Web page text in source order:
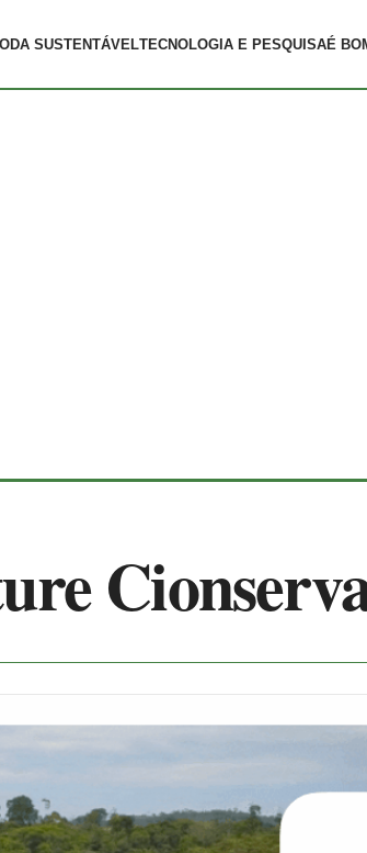
SUSTENTÁVELTECNOLOGIA E PESQUISAÉ